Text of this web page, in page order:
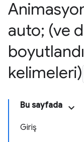
auto; (ve
kelimeleri)
Bu sayfada
Giriş